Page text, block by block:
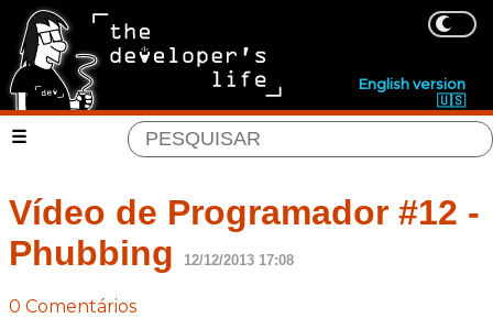
English version
🇺🇸
Vídeo de Programador #12 -
Phubbing
12/12/2013 17:08
0 Comentários